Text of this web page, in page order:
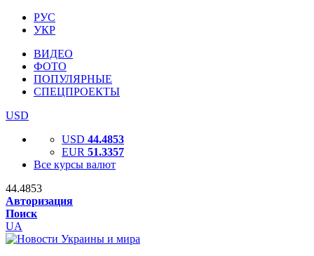
РУС
УКР
ВИДЕО
ФОТО
ПОПУЛЯРНЫЕ
СПЕЦПРОЕКТЫ
USD
USD 44.4853
EUR 51.3357
Все курсы валют
44.4853
Авторизация
Поиск
UA